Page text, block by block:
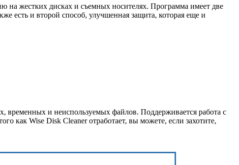
на жестких дисках и съемных носителях. Программа имеет две
есть и второй способ, улучшенная защита, которая еще и
временных и неиспользуемых файлов. Поддерживается работа с
как Wise Disk Cleaner отработает, вы можете, если захотите,